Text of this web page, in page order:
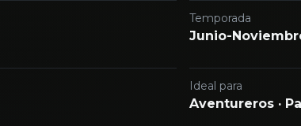
Temporada
Junio-
Ideal para
Aventureros ·